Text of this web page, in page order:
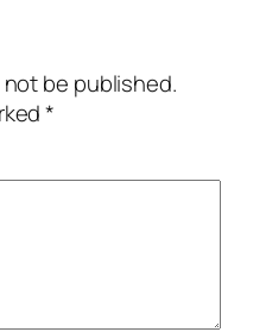
not be published.
*